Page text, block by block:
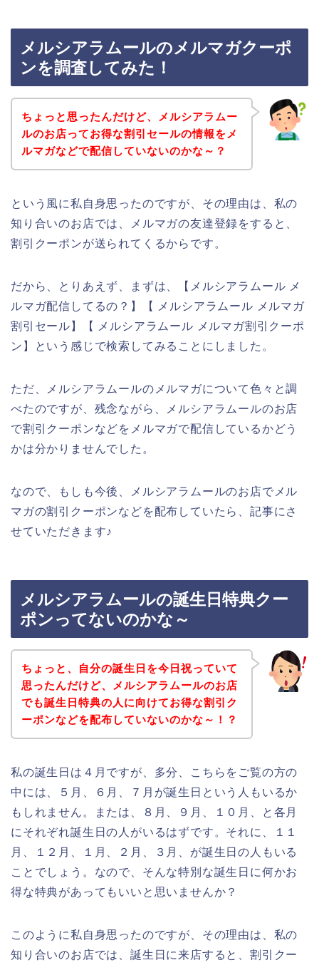
メルシアラムールのメルマガクーポ
ンを調査してみた！
ちょっと思ったんだけど、メルシアラムー
ルのお店ってお得な割引セールの情報をメ
ルマガなどで配信していないのかな～？
という風に私自身思ったのですが、その理由は、私の
知り合いのお店では、メルマガの友達登録をすると、
割引クーポンが送られてくるからです。
だから、とりあえず、まずは、【メルシアラムール メ
ルマガ配信してるの？】【 メルシアラムール メルマガ
割引セール】【 メルシアラムール メルマガ割引クーポ
ン】という感じで検索してみることにしました。
ただ、メルシアラムールのメルマガについて色々と調
べたのですが、残念ながら、メルシアラムールのお店
で割引クーポンなどをメルマガで配信しているかどう
かは分かりませんでした。
なので、もしも今後、メルシアラムールのお店でメル
マガの割引クーポンなどを配布していたら、記事にさ
せていただきます♪
メルシアラムールの誕生日特典クー
ポンってないのかな～
ちょっと、自分の誕生日を今日祝っていて
思ったんだけど、メルシアラムールのお店
でも誕生日特典の人に向けてお得な割引ク
ーポンなどを配布していないのかな～！？
私の誕生日は４月ですが、多分、こちらをご覧の方の
中には、５月、６月、７月が誕生日という人もいるか
もしれません。または、８月、９月、１０月、と各月
にそれぞれ誕生日の人がいるはずです。それに、１１
月、１２月、１月、２月、３月、が誕生日の人もいる
ことでしょう。なので、そんな特別な誕生日に何かお
得な特典があってもいいと思いませんか？
このように私自身思ったのですが、その理由は、私の
知り合いのお店では、誕生日に来店すると、割引クー